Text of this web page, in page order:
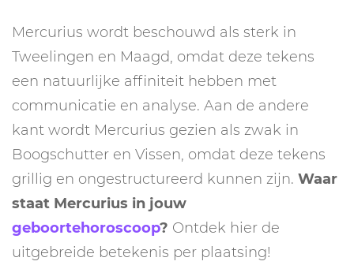
Mercurius wordt beschouwd als sterk in
Tweelingen en Maagd, omdat deze tekens
een natuurlijke affiniteit hebben met
communicatie en analyse. Aan de andere
kant wordt Mercurius gezien als zwak in
Boogschutter en Vissen, omdat deze tekens
grillig en ongestructureerd kunnen zijn. Waar
staat Mercurius in jouw
geboortehoroscoop? Ontdek hier de
uitgebreide betekenis per plaatsing!